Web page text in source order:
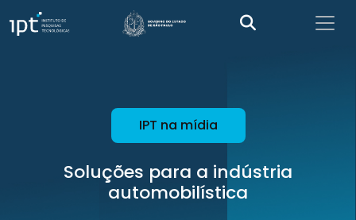
IPT na mídia
Soluções para a indústria
automobilística